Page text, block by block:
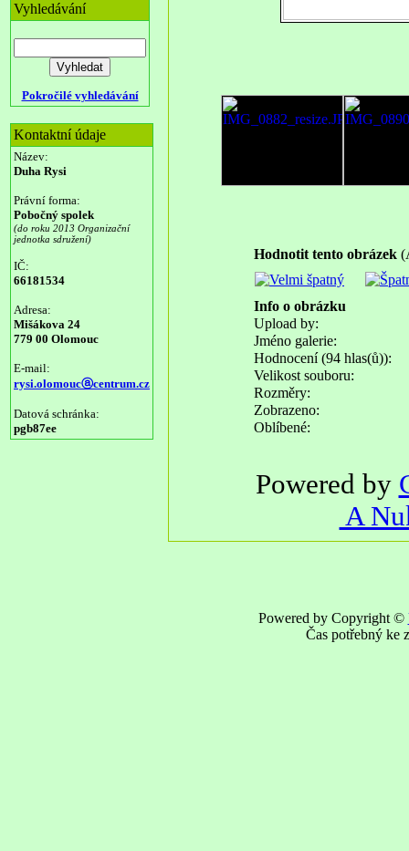
Vyhledávání
Pokročilé vyhledávání
Kontaktní údaje
Název:
Duha Rysi
Právní forma:
Pobočný spolek
(do roku 2013 Organizační
jednotka sdružení)
IČ:
66181534
Adresa:
Mišákova 24
779 00 Olomouc
E-mail:
rysi.olomoucⓐcentrum.cz
Datová schránka:
pgb87ee
Hodnotit tento obrázek
Info o obrázku
Upload by:
Jméno galerie:
Hodnocení (94 hlas(ů)):
Velikost souboru:
Rozměry:
Zobrazeno:
Oblíbené:
Powered by
A
Powered by Copyright ©
Čas potřebný ke